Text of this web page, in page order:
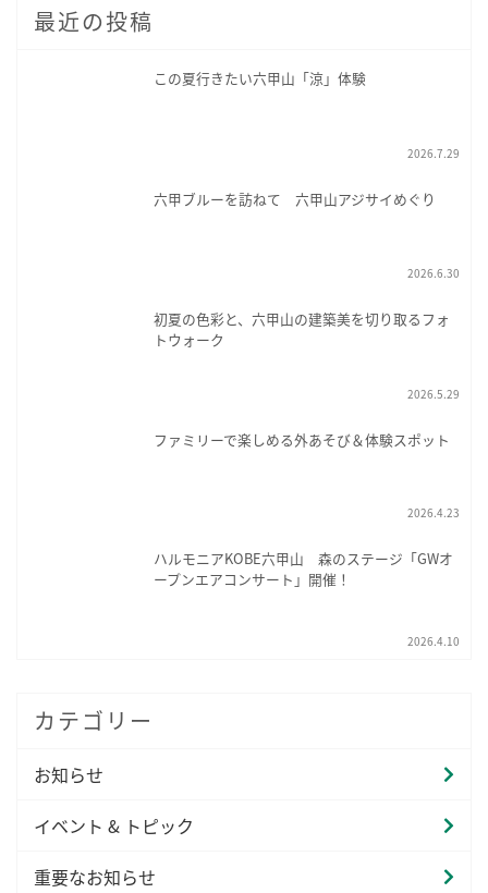
最近の投稿
この夏行きたい六甲山「涼」体験
2026.7.29
六甲ブルーを訪ねて 六甲山アジサイめぐり
2026.6.30
初夏の色彩と、六甲山の建築美を切り取るフォ
トウォーク
2026.5.29
ファミリーで楽しめる外あそび＆体験スポット
2026.4.23
ハルモニアKOBE六甲山 森のステージ「GWオ
ープンエアコンサート」開催！
2026.4.10
カテゴリー
お知らせ
イベント & トピック
重要なお知らせ